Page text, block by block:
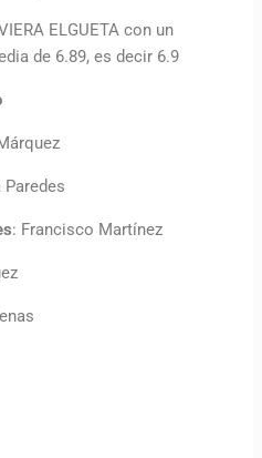
ELGUETA con un
de 6.89, es decir 6.9
Paredes
: Francisco Martínez